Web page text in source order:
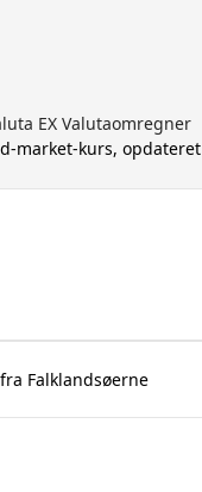
EX Valutaomregner
market-kurs, opdateret
Falklandsøerne